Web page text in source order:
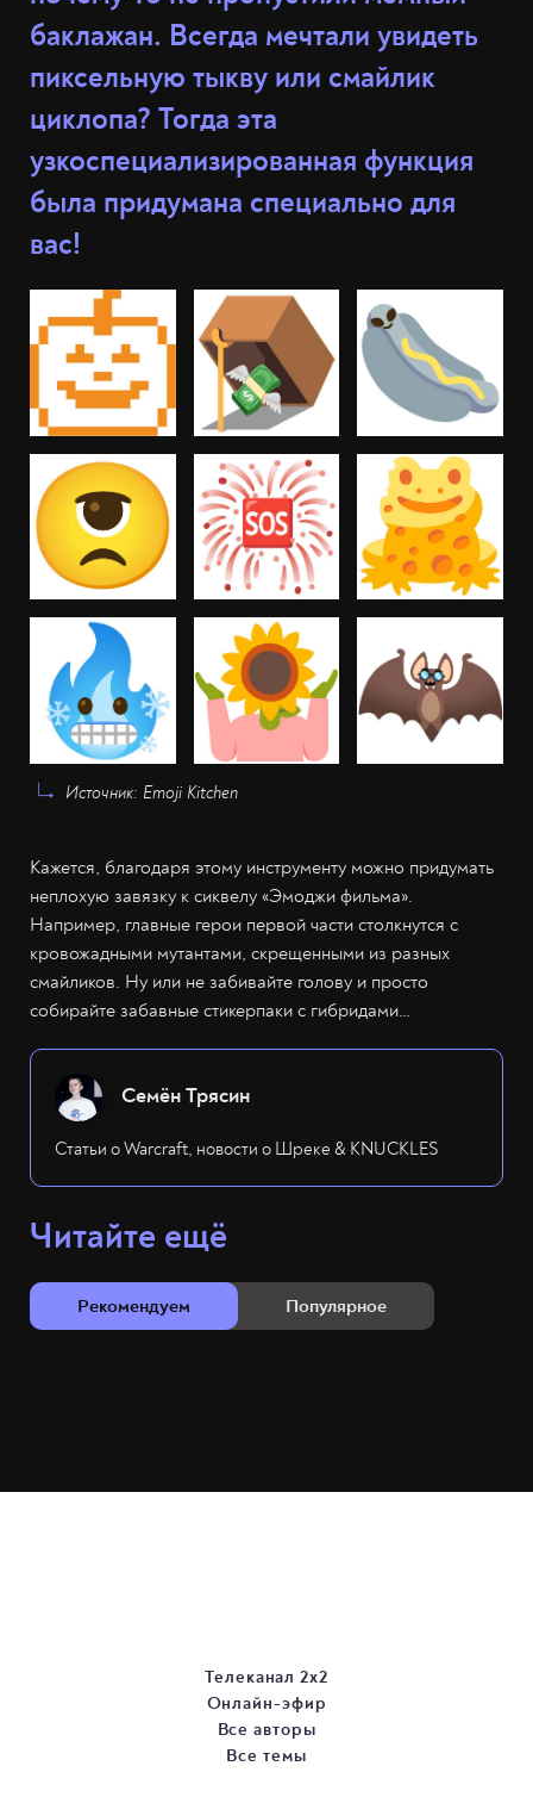
баклажан. Всегда мечтали увидеть
пиксельную тыкву или смайлик
циклопа? Тогда эта
узкоспециализированная функция
была придумана специально для
вас!
Источник: Emoji Kitchen
Кажется, благодаря этому инструменту можно придумать
неплохую завязку к сиквелу «Эмоджи фильма».
Например, главные герои первой части столкнутся с
кровожадными мутантами, скрещенными из разных
смайликов. Ну или не забивайте голову и просто
собирайте забавные стикерпаки с гибридами…
Семён Трясин
Статьи о Warcraft, новости о Шреке & KNUCKLES
Читайте ещё
Рекомендуем Популярное
Телеканал 2х2
Онлайн-эфир
Все авторы
Все темы